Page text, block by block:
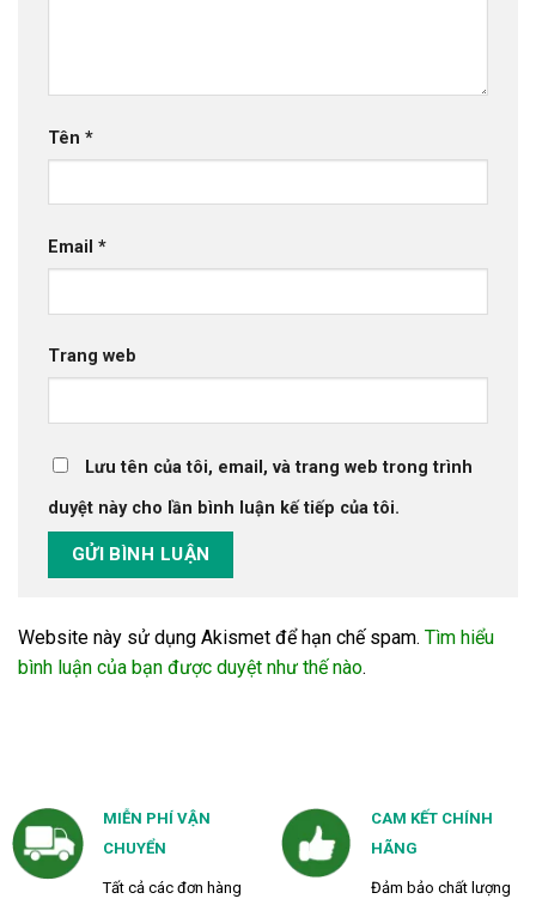
Tên *
Email *
Trang web
Lưu tên của tôi, email, và trang web trong trình
duyệt này cho lần bình luận kế tiếp của tôi.
Website này sử dụng Akismet để hạn chế spam. Tìm hiểu
bình luận của bạn được duyệt như thế nào.
MIỄN PHÍ VẬN
CHUYỂN
Tất cả các đơn hàng
CAM KẾT CHÍNH
HÃNG
Đảm bảo chất lượng